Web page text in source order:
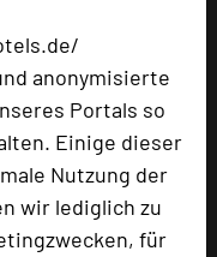
anonymisierte
Portals so
Einige dieser
Nutzung der
wir lediglich zu
für